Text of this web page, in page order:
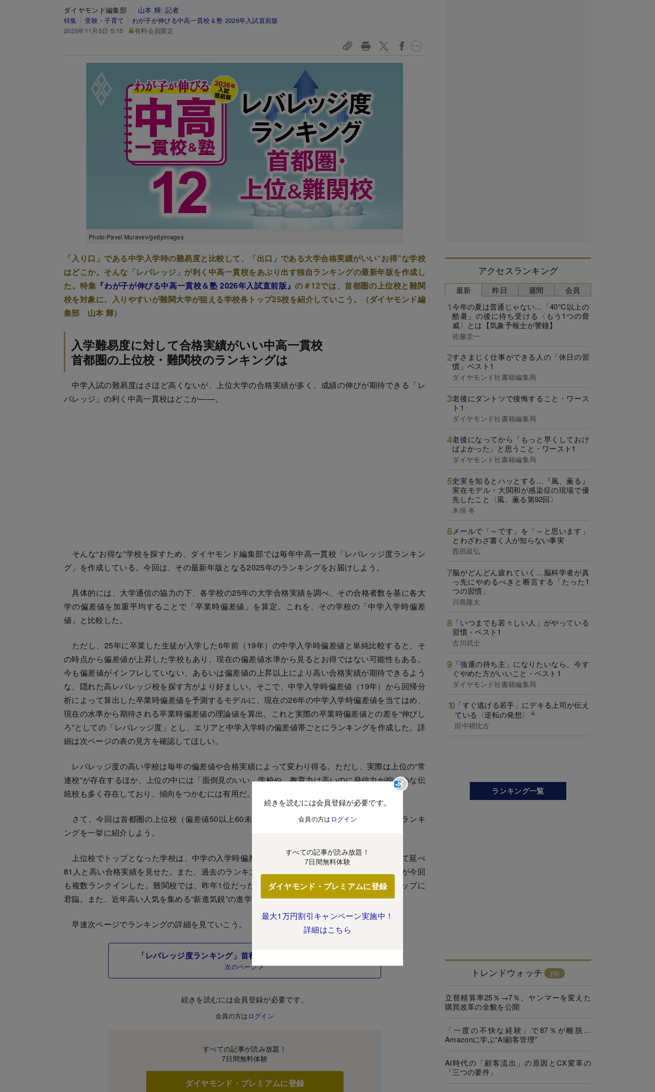
ダイヤモンド編集部 山本 輝: 記者
特集 受験・子育て
わが子が伸びる中高一貫校＆塾 2026年入試直前版
2025年11月5日 5:15
有料会員限定
Photo:Pavel Muravev/gettyimages
「入り口」である中学入学時の難易度と比較して、「出口」である大学合格実績がいい“お得”な学校
はどこか。そんな「レバレッジ」が利く中高一貫校をあぶり出す独自ランキングの最新年版を作成し
た。特集 『わが子が伸びる中高一貫校＆塾 2026年入試直前版』の＃12では、首都圏の上位校と難関
校を対象に、入りやすいが難関大学が狙える学校各トップ25校を紹介していこう。（ダイヤモンド編
集部 山本 輝）
入学難易度に対して合格実績がいい中高一貫校
首都圏の上位校・難関校のランキングは
中学入試の難易度はさほど高くないが、上位大学の合格実績が多く、成績の伸びが期待できる「レ
バレッジ」の利く中高一貫校はどこか――。
そんな“お得な”学校を探すため、ダイヤモンド編集部では毎年中高一貫校「レバレッジ度ランキン
グ」を作成している。今回は、その最新年版となる2025年のランキングをお届けしよう。
具体的には、大学通信の協力の下、各学校の25年の大学合格実績を調べ、その合格者数を基に各大
学の偏差値を加重平均することで「卒業時偏差値」を算定。これを、その学校の「中学入学時偏差
値」と比較した。
ただし、25年に卒業した生徒が入学した6年前（19年）の中学入学時偏差値と単純比較すると、そ
の時点から偏差値が上昇した学校もあり、現在の偏差値水準から見るとお得ではない可能性もある。
今も偏差値がインフレしていない、あるいは偏差値の上昇以上により高い合格実績が期待できるよう
な、隠れた高レバレッジ校を探す方がより好ましい。そこで、中学入学時偏差値（19年）から回帰分
析によって算出した卒業時偏差値を予測するモデルに、現在の26年の中学入学時偏差値を当てはめ、
現在の水準から期待される卒業時偏差値の理論値を算出。これと実際の卒業時偏差値との差を“伸びし
ろ”としての「レバレッジ度」とし、エリアと中学入学時の偏差値帯ごとにランキングを作成した。詳
細は次ページの表の見方を確認してほしい。
レバレッジ度の高い学校は毎年の偏差値や合格実績によって変わり得る。ただし、実際は上位の“常
連校”が存在するほか、上位の中には「面倒見のいい」学校や、教育力は高いのに発信力が控えめな伝
統校も多く存在しており、傾向をつかむには有用だ。
さて、今回は首都圏の上位校（偏差値50以上60未満）25校と、難関校（同60以上）25校のランキ
ングを一挙に紹介しよう。
上位校でトップとなった学校は、中学の入学時偏差値が50に対し、大学合格実績は早慶併せて延べ
81人と高い合格実績を見せた。また、過去のランキングでも上位に付けてきた「名門女子校」が今回
も複数ランクインした。難関校では、昨年1位だった聖光学院をかわして、著名な進学校がトップに
君臨。また、近年高い人気を集める“新進気鋭”の進学校が、昨年と比べて順位を伸ばした。
早速次ページでランキングの詳細を見ていこう。
「レバレッジ度ランキング」首都圏・上位＆難関校はこちら
次のページ
続きを読むには会員登録が必要です。
会員の方は ログイン
すべての記事が読み放題！
7日間無料体験
ダイヤモンド・プレミアムに登録
続きを読むには会員登録が必要です。
会員の方は ログイン
すべての記事が読み放題！
7日間無料体験
ダイヤモンド・プレミアムに登録
最大1万円割引キャンペーン実施中！
詳細はこちら
アクセスランキング
最新
今年の夏は普通じゃない…「40℃以上の
酷暑」の後に待ち受ける〈もう1つの脅
威〉とは【気象予報士が警鐘】
佐藤圭一
すさまじく仕事ができる人の「休日の習
慣」ベスト1
ダイヤモンド社書籍編集局
老後にダントツで後悔すること・ワース
ト1
ダイヤモンド社書籍編集局
老後になってから「もっと早くしておけ
ばよかった」と思うこと・ワースト1
ダイヤモンド社書籍編集局
史実を知るとハッとする…『風、薫る』
実在モデル・大関和が感染症の現場で優
先したこと〈風、薫る第92回〉
木俣 冬
メールで「～です」を「～と思います」
とわざわざ書く人が知らない事実
西田延弘
脳がどんどん疲れていく…脳科学者が真
っ先にやめるべきと断言する「たった1
つの習慣」
川島隆太
「いつまでも若々しい人」がやっている
習慣・ベスト1
古川武士
「強運の持ち主」になりたいなら、今す
ぐやめた方がいいこと・ベスト1
ダイヤモンド社書籍編集局
「すぐ逃げる若手」にデキる上司が伝え
ている〈逆転の発想〉
田中耕比古
昨日 週間 会員
ランキング一覧
トレンドウォッチ
立替精算率25％→7％、ヤンマーを変えた
購買改革の全貌を公開
「一度の不快な経験」で87％が離脱…
Amazonに学ぶ“AI顧客管理”
AI時代の「顧客流出」の原因とCX変革の
「三つの要件」